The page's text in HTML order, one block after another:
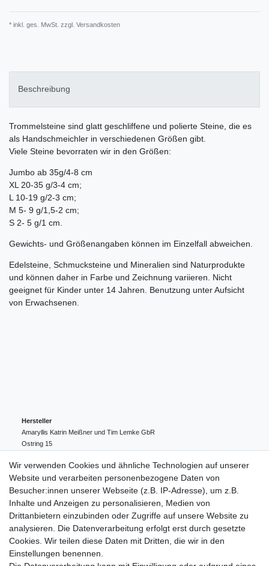
* inkl. ges. MwSt. zzgl. Versandkosten
Beschreibung
Trommelsteine sind glatt geschliffene und polierte Steine, die es
als Handschmeichler in verschiedenen Größen gibt.
Viele Steine bevorraten wir in den Größen:
Jumbo ab 35g/4-8 cm
XL 20-35 g/3-4 cm;
L 10-19 g/2-3 cm;
M 5- 9 g/1,5-2 cm;
S 2- 5 g/1 cm.
Gewichts- und Größenangaben können im Einzelfall abweichen.
Edelsteine, Schmucksteine und Mineralien sind Naturprodukte
und können daher in Farbe und Zeichnung variieren. Nicht
geeignet für Kinder unter 14 Jahren. Benutzung unter Aufsicht
von Erwachsenen.
Hersteller
Amaryllis Katrin Meißner und Tim Lemke GbR
Ostring 15
004943548099856
amaryllis-eckernfoerde@t-online.de
EU-Verantwortlicher
Amaryllis Katrin Meißner und Tim Lemke GbR
Ostring
15
004943548099856
amaryllis-eckernfoerde@t-online.de
Wir verwenden Cookies und ähnliche Technologien auf unserer
Website und verarbeiten personenbezogene Daten von
Besucher:innen unserer Webseite (z.B. IP-Adresse), um z.B.
Inhalte und Anzeigen zu personalisieren, Medien von
Drittanbietern einzubinden oder Zugriffe auf unsere Website zu
analysieren. Die Datenverarbeitung erfolgt erst durch gesetzte
Cookies. Wir teilen diese Daten mit Dritten, die wir in den
Einstellungen benennen.